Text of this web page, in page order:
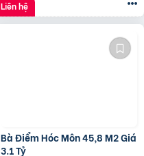
Liên hệ
Bà Điểm Hóc Môn 45,8 M2 Giá
3.1 Tỷ